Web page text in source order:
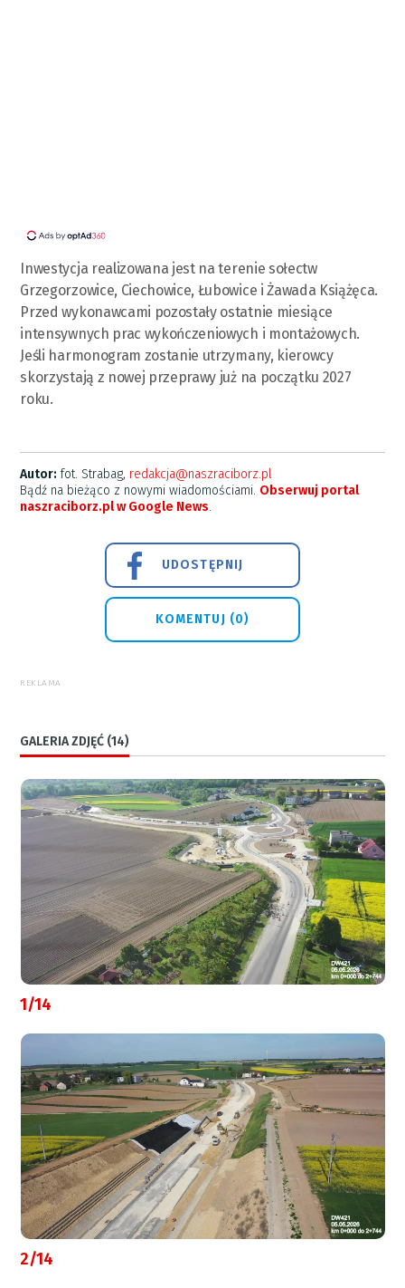
Inwestycja realizowana jest na terenie sołectw
Grzegorzowice, Ciechowice, Łubowice i Żawada Książęca.
Przed wykonawcami pozostały ostatnie miesiące
intensywnych prac wykończeniowych i montażowych.
Jeśli harmonogram zostanie utrzymany, kierowcy
skorzystają z nowej przeprawy już na początku 2027
roku.
Autor: fot. Strabag, redakcja@naszraciborz.pl
Bądź na bieżąco z nowymi wiadomościami. Obserwuj portal
naszraciborz.pl w Google News.
UDOSTĘPNIJ
KOMENTUJ (0)
REKLAMA
GALERIA ZDJĘĆ (14)
1/14
2/14